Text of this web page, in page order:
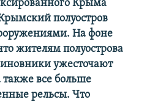
Крыма
полуостров
На фоне
жителям полуострова
ужесточают
все больше
рельсы. Что